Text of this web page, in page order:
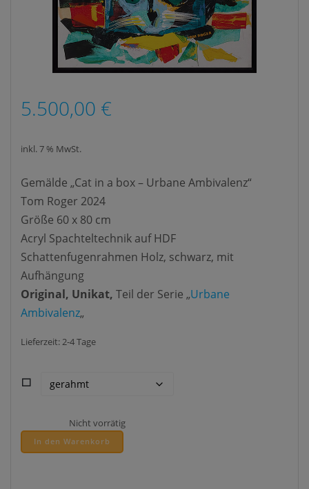
5.500,00 €
inkl. 7 % MwSt.
Gemälde „Cat in a box – Urbane Ambivalenz“
Tom Roger 2024
Größe 60 x 80 cm
Acryl Spachteltechnik auf HDF
Schattenfugenrahmen Holz, schwarz, mit
Aufhängung
Original, Unikat, Teil der Serie „Urbane
Ambivalenz„
Lieferzeit:2-4 Tage
⬜
Nicht vorrätig
In den Warenkorb